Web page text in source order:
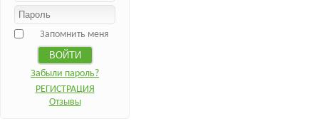
Запомнить меня
Забыли пароль?
РЕГИСТРАЦИЯ
Отзывы